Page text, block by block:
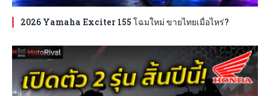
2026 Yamaha Exciter 155 โฉมใหม่ ขายไทยเมื่อไหร่?